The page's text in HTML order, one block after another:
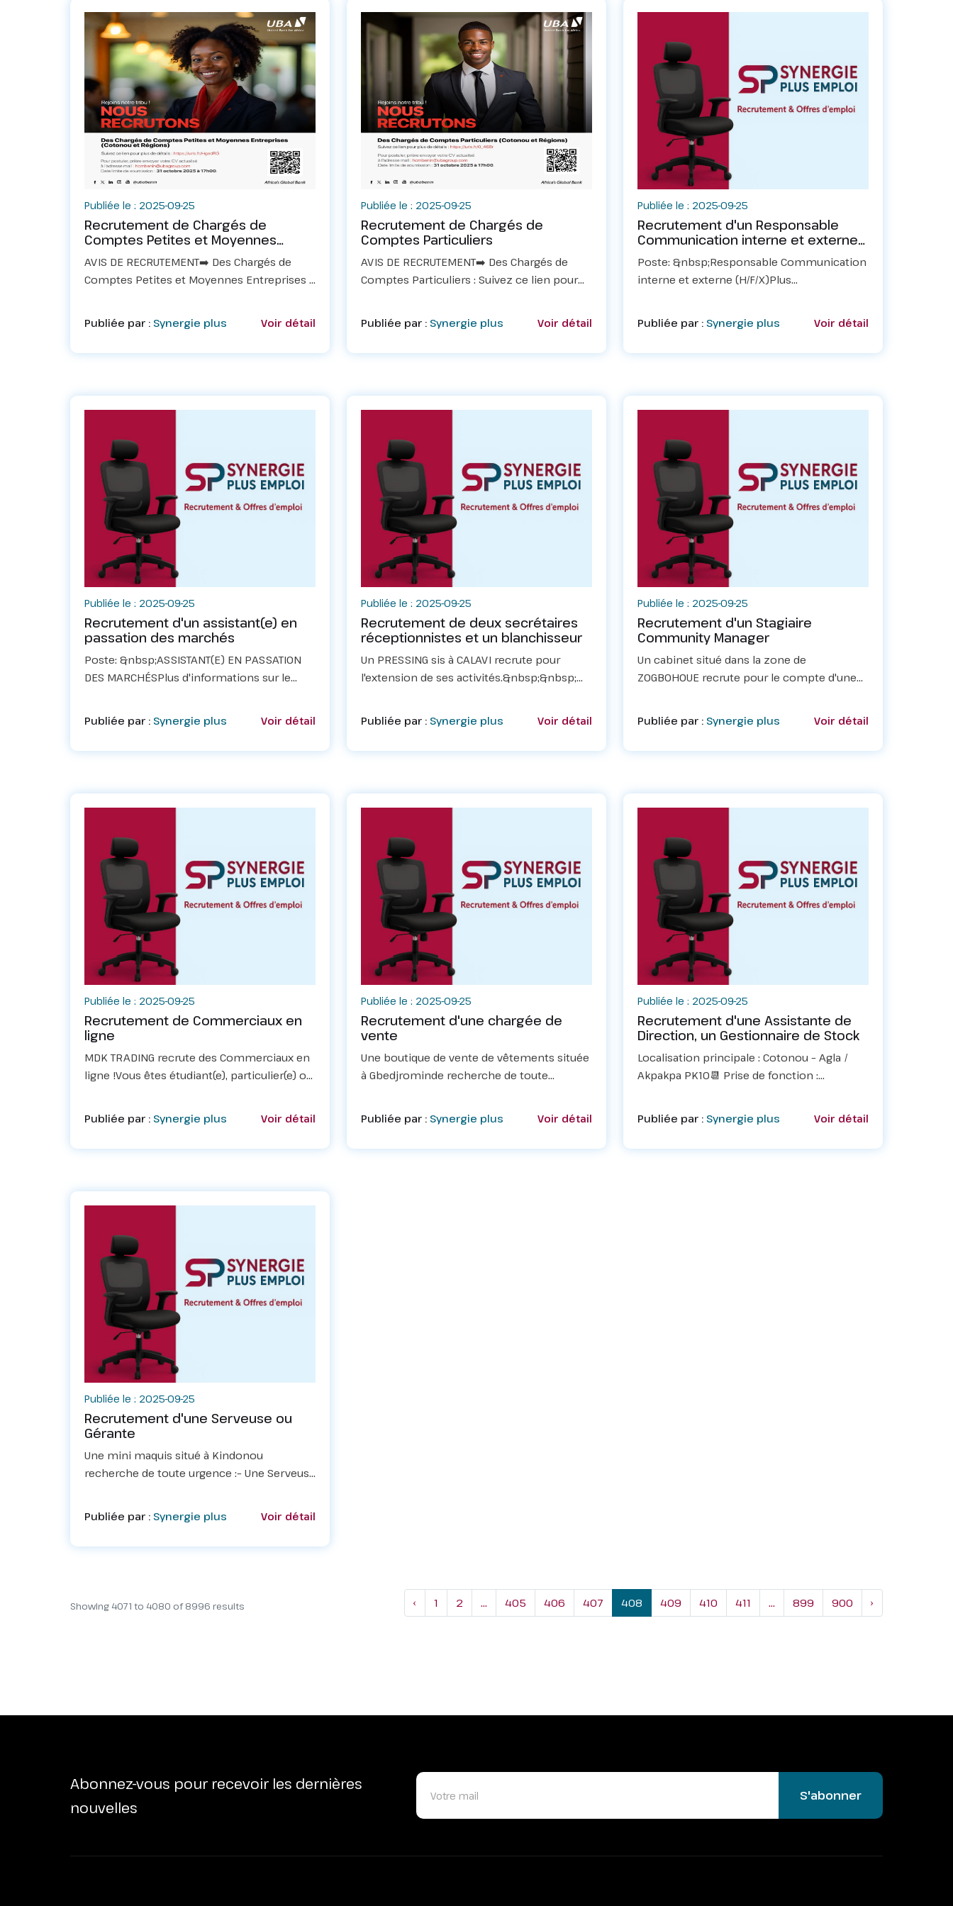
Publiée le : 2025-09-25
Recrutement de Chargés de
Comptes Petites et Moyennes
Entreprises
AVIS DE RECRUTEMENT➡️ Des Chargés de
Comptes Petites et Moyennes Entreprises :
https://f.mtr.cool/ycfyxroydoPour postuler,
veuillez envoyer votre CV actualisé à l...
Publiée par : Synergie plus Voir détail
Publiée le : 2025-09-25
Recrutement de Chargés de
Comptes Particuliers
AVIS DE RECRUTEMENT➡️ Des Chargés de
Comptes Particuliers : Suivez ce lien pour
https://f.mtr.cool/bthrvutlxxPour postuler,
veuillez envoyer votre CV actualisé à
l’adresse mail hcmbe...
Publiée par : Synergie plus Voir détail
Publiée le : 2025-09-25
Recrutement d'un Responsable
Communication interne et externe
(H/F/X)
Poste: &nbsp;Responsable Communication
interne et externe (H/F/X)Plus
Publiée par : Synergie plus Voir détail
Publiée le : 2025-09-25
Recrutement d'un assistant(e) en
passation des marchés
Poste: &nbsp;ASSISTANT(E) EN PASSATION
DES MARCHÉSPlus d'informations sur le
Publiée par : Synergie plus Voir détail
Publiée le : 2025-09-25
Recrutement de deux secrétaires
réceptionnistes et un blanchisseur
Un PRESSING sis à CALAVI recrute pour
l'extension de ses activités.&nbsp;&nbsp;📌
être immédiatement disponible.– être
accueillante, souriante et respectueus...
Publiée par : Synergie plus Voir détail
Publiée le : 2025-09-25
Recrutement d'un Stagiaire
Community Manager
Un cabinet situé dans la zone de
ZOGBOHOUE recrute pour le compte d'une
Cadjehoun un stagiaire professionnel au
poste de Stagiaire Community
ManagerProfil des...
Publiée par : Synergie plus Voir détail
Publiée le : 2025-09-25
Recrutement de Commerciaux en
ligne
MDK TRADING recrute des Commerciaux en
ligne !Vous êtes étudiant(e), particulier(e) ou
depuis chez vous et être rémunéré(e) selon
vos performances ?👉 Rejo...
Publiée par : Synergie plus Voir détail
Publiée le : 2025-09-25
Recrutement d'une chargée de
vente
Une boutique de vente de vêtements située
à Gbedjrominde recherche de toute
VENTE.Conditions :Elle doit:✅Être très
dynamique , accueillante , présentable et
joviale&nbsp;&...
Publiée par : Synergie plus Voir détail
Publiée le : 2025-09-25
Recrutement d'une Assistante de
Direction, un Gestionnaire de Stock
Localisation principale : Cotonou – Agla /
Akpakpa PK10📆 Prise de fonction :
et du renforcement de ses équipes, une
entreprise dynamique et innovante
recherche...
Publiée par : Synergie plus Voir détail
Publiée le : 2025-09-25
Recrutement d'une Serveuse ou
Gérante
Une mini maquis situé à Kindonou
recherche de toute urgence :– Une Serveuse
Être âgée de 20 ans à 30 ans– Être
immédiatement disponible.– Habiter les
environs...
Publiée par : Synergie plus Voir détail
Showing 4071 to 4080 of8996 results ‹ 1 2 ... 405 406 407 408 409 410 411 ... 899 900 ›
Abonnez-vous pour recevoir les dernières
nouvelles
S'abonner